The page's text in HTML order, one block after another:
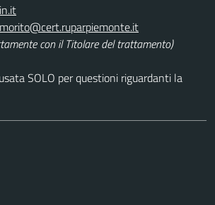
con il Titolare del trattamento)
SOLO per questioni riguardanti la